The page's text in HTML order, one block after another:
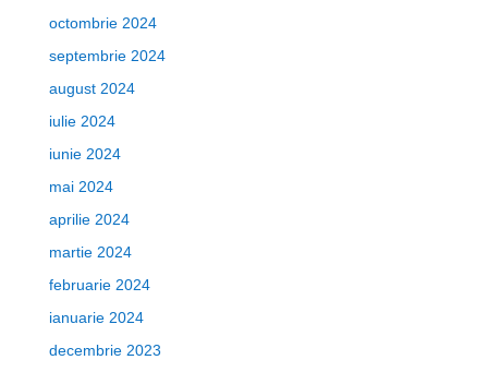
octombrie 2024
septembrie 2024
august 2024
iulie 2024
iunie 2024
mai 2024
aprilie 2024
martie 2024
februarie 2024
ianuarie 2024
decembrie 2023